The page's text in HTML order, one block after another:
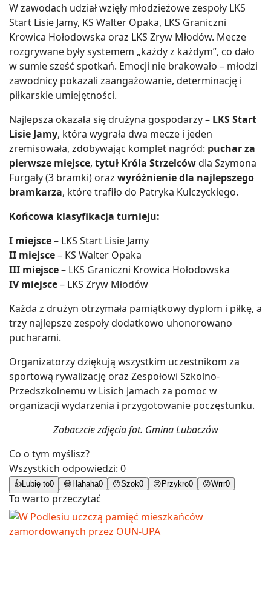
W zawodach udział wzięły młodzieżowe zespoły LKS
Start Lisie Jamy, KS Walter Opaka, LKS Graniczni
Krowica Hołodowska oraz LKS Zryw Młodów. Mecze
rozgrywane były systemem „każdy z każdym”, co dało
w sumie sześć spotkań. Emocji nie brakowało – młodzi
zawodnicy pokazali zaangażowanie, determinację i
piłkarskie umiejętności.
Najlepsza okazała się drużyna gospodarzy – LKS Start
Lisie Jamy, która wygrała dwa mecze i jeden
zremisowała, zdobywając komplet nagród: puchar za
pierwsze miejsce, tytuł Króla Strzelcówdla Szymona
Furgały (3 bramki) oraz wyróżnienie dla najlepszego
bramkarza, które trafiło do Patryka Kulczyckiego.
Końcowa klasyfikacja turnieju:
I miejsce– LKS Start Lisie Jamy
II miejsce– KS Walter Opaka
III miejsce– LKS Graniczni Krowica Hołodowska
IV miejsce– LKS Zryw Młodów
Każda z drużyn otrzymała pamiątkowy dyplom i piłkę, a
trzy najlepsze zespoły dodatkowo uhonorowano
pucharami.
Organizatorzy dziękują wszystkim uczestnikom za
sportową rywalizację oraz Zespołowi Szkolno-
Przedszkolnemu w Lisich Jamach za pomoc w
organizacji wydarzenia i przygotowanie poczęstunku.
Zobaczcie zdjęcia fot. Gmina Lubaczów
Co o tym myślisz?
Wszystkich odpowiedzi: 0
👍 Lubię to0 😄 Hahaha0 😯Szok0 😢 Przykro0 😡Wrrr0
To warto przeczytać